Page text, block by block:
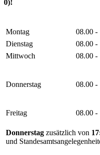
0)!
Montag 08.00 -
Dienstag
08.00 -
Mittwoch
08.00 -
Donnerstag 08.00 -
Freitag 08.00 -
Donnerstag zusätzlich von
und